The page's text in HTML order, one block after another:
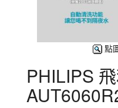
點
PHILIPS